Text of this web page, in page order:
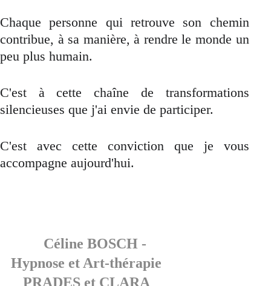
Chaque personne qui retrouve son chemin
contribue, à sa manière, à rendre le monde un
peu plus humain.
C'est à cette chaîne de transformations
silencieuses que j'ai envie de participer.
C'est avec cette conviction que je vous
accompagne aujourd'hui.
Hypnose et Art-thérapie
PRADES et CLARA